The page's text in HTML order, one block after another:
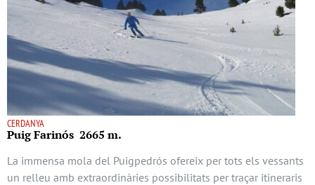
CERDANYA
Puig Farinós 2665 m.
La immensa mola del Puigpedrós ofereix per tots els vessants
un relleu amb extraordinàries possibilitats per traçar itineraris